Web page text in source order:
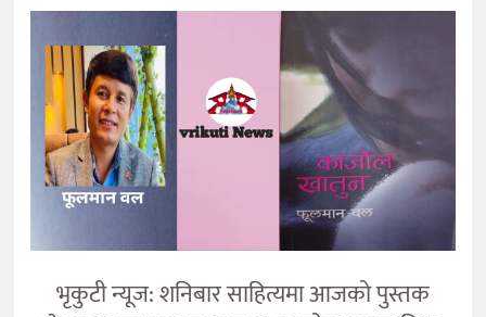
भृकुटी न्यूज: शनिबार साहित्यमा आजको पुस्तक